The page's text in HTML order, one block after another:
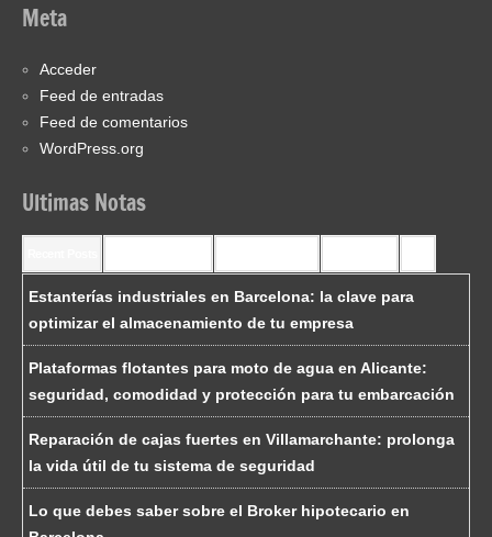
Meta
Acceder
Feed de entradas
Feed de comentarios
WordPress.org
Ultimas Notas
Estanterías industriales en Barcelona: la clave para
optimizar el almacenamiento de tu empresa
Plataformas flotantes para moto de agua en Alicante:
seguridad, comodidad y protección para tu embarcación
Reparación de cajas fuertes en Villamarchante: prolonga
la vida útil de tu sistema de seguridad
Lo que debes saber sobre el Broker hipotecario en